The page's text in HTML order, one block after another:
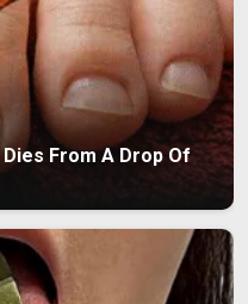
From A Drop Of